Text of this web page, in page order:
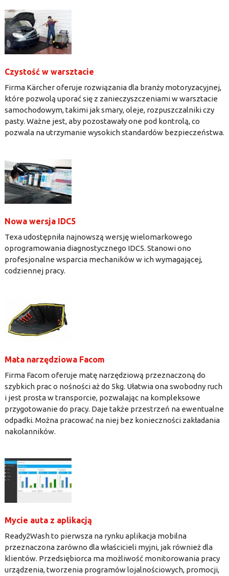
Czystość w warsztacie
Firma Kärcher oferuje rozwiązania dla branży motoryzacyjnej,
które pozwolą uporać się z zanieczyszczeniami w warsztacie
samochodowym, takimi jak smary, oleje, rozpuszczalniki czy
pasty. Ważne jest, aby pozostawały one pod kontrolą, co
pozwala na utrzymanie wysokich standardów bezpieczeństwa.
Nowa wersja IDC5
Texa udostępniła najnowszą wersję wielomarkowego
oprogramowania diagnostycznego IDC5. Stanowi ono
profesjonalne wsparcia mechaników w ich wymagającej,
codziennej pracy.
Mata narzędziowa Facom
Firma Facom oferuje matę narzędziową przeznaczoną do
szybkich prac o nośności aż do 5kg. Ułatwia ona swobodny ruch
i jest prosta w transporcie, pozwalając na kompleksowe
przygotowanie do pracy. Daje także przestrzeń na ewentualne
odpadki. Można pracować na niej bez konieczności zakładania
nakolanników.
Mycie auta z aplikacją
Ready2Wash to pierwsza na rynku aplikacja mobilna
przeznaczona zarówno dla właścicieli myjni, jak również dla
klientów. Przedsiębiorca ma możliwość monitorowania pracy
urządzenia, tworzenia programów lojalnościowych, promocji,